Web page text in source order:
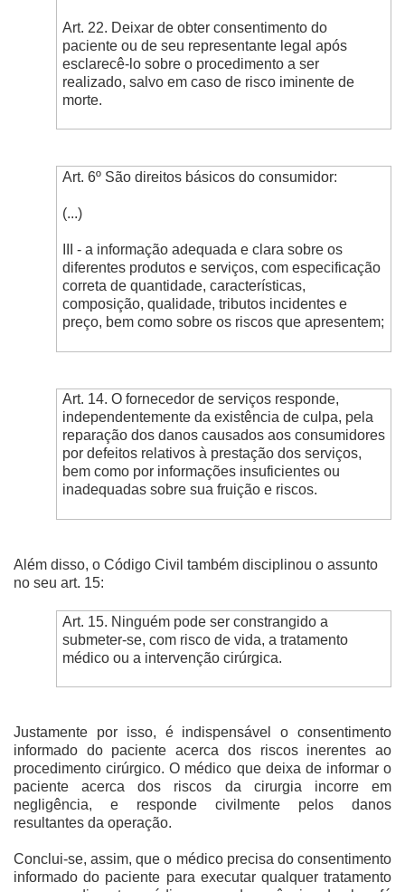
Art. 22. Deixar de obter consentimento do
paciente ou de seu representante legal após
esclarecê-lo sobre o procedimento a ser
realizado, salvo em caso de risco iminente de
morte.
Art. 6º São direitos básicos do consumidor:
(...)
III - a informação adequada e clara sobre os
diferentes produtos e serviços, com especificação
correta de quantidade, características,
composição, qualidade, tributos incidentes e
preço, bem como sobre os riscos que apresentem;
Art. 14. O fornecedor de serviços responde,
independentemente da existência de culpa, pela
reparação dos danos causados aos consumidores
por defeitos relativos à prestação dos serviços,
bem como por informações insuficientes ou
inadequadas sobre sua fruição e riscos.
Além disso, o Código Civil também disciplinou o assunto
no seu art. 15:
Art. 15. Ninguém pode ser constrangido a
submeter-se, com risco de vida, a tratamento
médico ou a intervenção cirúrgica.
Justamente por isso, é indispensável o consentimento
informado do paciente acerca dos riscos inerentes ao
procedimento cirúrgico. O médico que deixa de informar o
paciente acerca dos riscos da cirurgia incorre em
negligência, e responde civilmente pelos danos
resultantes da operação.
Conclui-se, assim, que o médico precisa do consentimento
informado do paciente para executar qualquer tratamento